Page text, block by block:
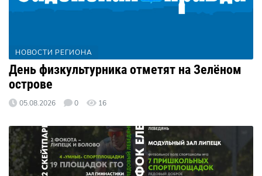
НОВОСТИ РЕГИОНА
День физкультурника отметят на Зелёном
острове
05.08.2026 0 16